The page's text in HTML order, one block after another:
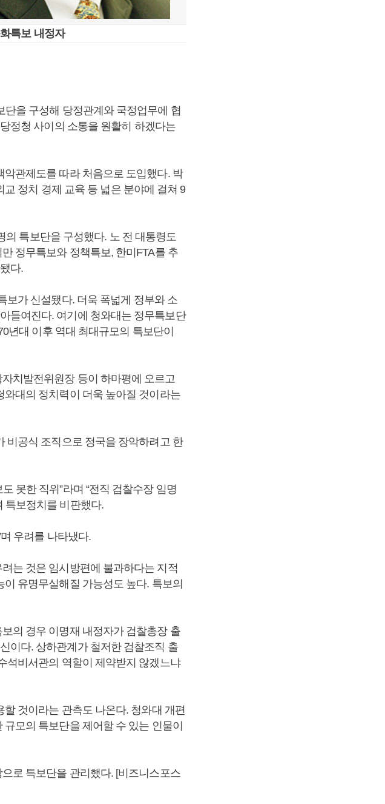
특보 내정자
단을 구성해 당정관계와 국정업무에 협
정청 사이의 소통을 원활히 하겠다는
관제도를 따라 처음으로 도입했다. 박
정치 경제 교육 등 넓은 분야에 걸쳐 9
의 특보단을 구성했다. 노 전 대통령도
정무특보와 정책특보, 한미FTA를 추
다.
보가 신설됐다. 더욱 폭넓게 정부와 소
들여진다. 여기에 청와대는 정무특보단
년대 이후 역대 최대규모의 특보단이
치발전위원장 등이 하마평에 오르고
대의 정치력이 더욱 높아질 것이라는
비공식 조직으로 정국을 장악하려고 한
못한 직위”라며 “전직 검찰수장 임명
특보정치를 비판했다.
우려를 나타냈다.
는 것은 임시방편에 불과하다는 지적
유명무실해질 가능성도 높다. 특보의
의 경우 이명재 내정자가 검찰총장 출
이다. 상하관계가 철저한 검찰조직 출
석비서관의 역할이 제약받지 않겠느냐
것이라는 관측도 나온다. 청와대 개편
모의 특보단을 제어할 수 있는 인물이
로 특보단을 관리했다. [비즈니스포스